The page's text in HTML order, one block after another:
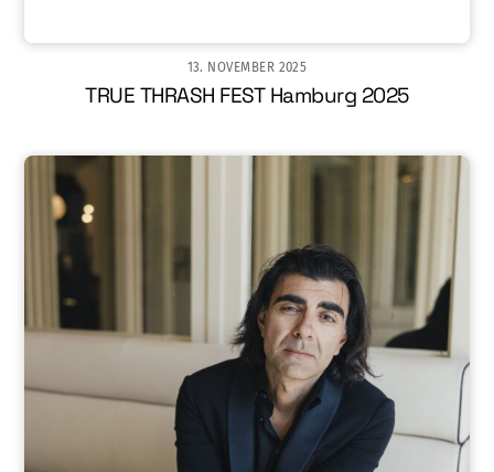
13. NOVEMBER 2025
TRUE THRASH FEST Hamburg 2025